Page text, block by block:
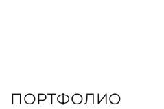
ПОРТФОЛИО